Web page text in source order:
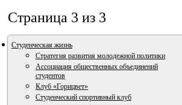
Страница 3 из 3
Студенческая жизнь
Стратегия развития молодежной политики
Ассоциация общественных объединений
студентов
Клуб «Горицвет»
Студенческий спортивный клуб